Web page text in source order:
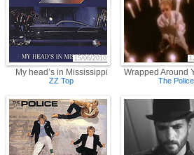
My head’s in Mississippi
15/06/2010
ZZ Top
Wrapped Around
The Police